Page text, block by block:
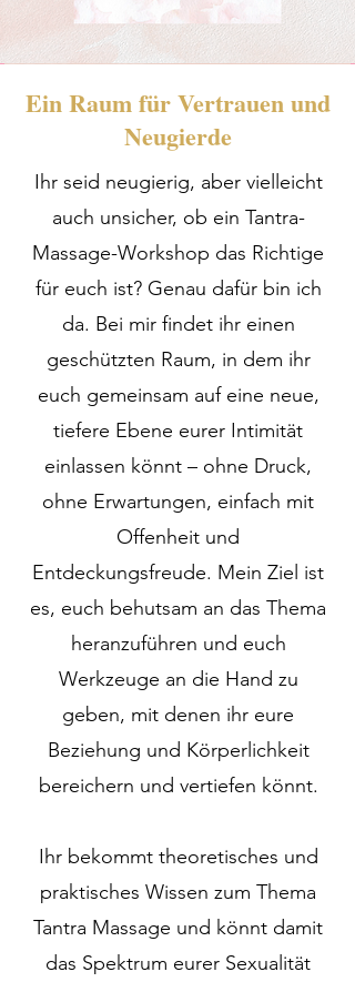
Ein Raum für Vertrauen und
Neugierde
Ihr seid neugierig, aber vielleicht
auch unsicher, ob ein Tantra-
Massage-Workshop das Richtige
für euch ist? Genau dafür bin ich
da. Bei mir findet ihr einen
geschützten Raum, in dem ihr
euch gemeinsam auf eine neue,
tiefere Ebene eurer Intimität
einlassen könnt – ohne Druck,
ohne Erwartungen, einfach mit
Offenheit und
Entdeckungsfreude. Mein Ziel ist
es, euch behutsam an das Thema
heranzuführen und euch
Werkzeuge an die Hand zu
geben, mit denen ihr eure
Beziehung und Körperlichkeit
bereichern und vertiefen könnt.
Ihr bekommt theoretisches und
praktisches Wissen zum Thema
Tantra Massage und könnt damit
das Spektrum eurer Sexualität